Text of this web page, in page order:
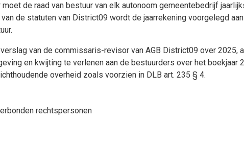
de raad van bestuur van elk autonoom gemeentebedrijf
de statuten van District09 wordt de jaarrekening voorgelegd
van de commissaris-revisor van AGB District09 over 2025,
en kwijting te verlenen aan de bestuurders over het boekjaar
overheid zoals voorzien in DLB art. 235 § 4.
rechtspersonen